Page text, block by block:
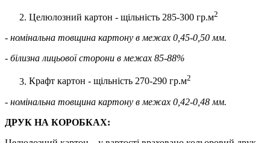
Целюлозний картон - щільність 285-300 гр.м2
- номінальна товщина картону в межах 0,45-0,50 мм.
- білизна лицьової сторони в межах 85-88%
Крафт картон - щільність 270-290 гр.м2
- номінальна товщина картону в межах 0,42-0,48 мм.
ДРУК НА КОРОБКАХ: